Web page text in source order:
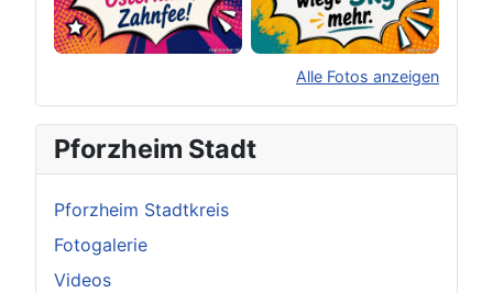
Alle Fotos anzeigen
Original herunterladen
Pforzheim Stadt
Pforzheim Stadtkreis
Fotogalerie
Videos